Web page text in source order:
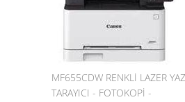
MF655CDW RENKLİ LAZER
TARAYICI - FOTOKOPİ -